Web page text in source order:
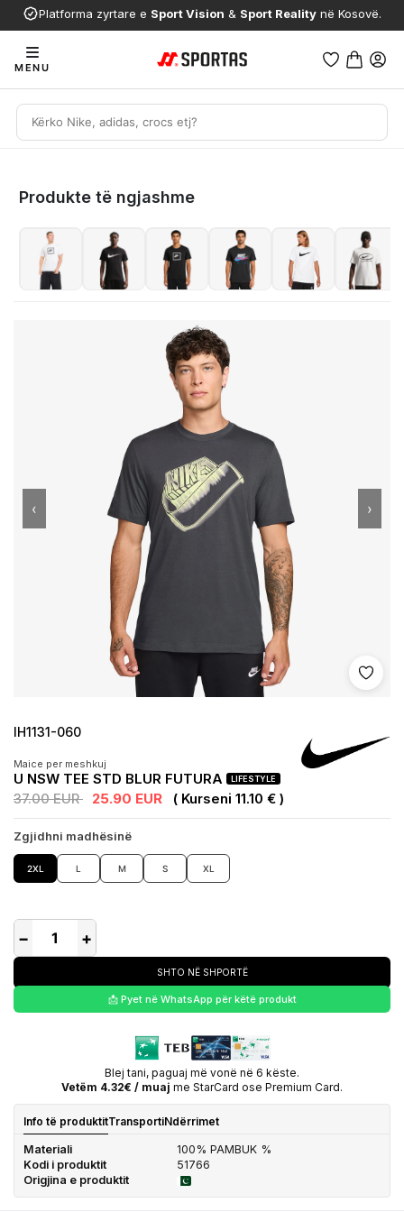
Platforma zyrtare e Sport Vision & Sport Reality në Kosovë.
MENU
Produkte të ngjashme
Shto
‹ ›
IH1131-060
Maice per meshkuj
U NSW TEE STD BLUR FUTURA LIFESTYLE
37.00 EUR 25.90 EUR ( Kurseni 11.10 € )
Zgjidhni madhësinë
2XL L M S XL
− +
SHTO NË SHPORTË
📩 Pyet në WhatsApp për këtë produkt
Blej tani, paguaj më vonë në 6 këste.
Vetëm 4.32€ / muaj me StarCard ose Premium Card.
Info të produktitTransportiNdërrimet
Materiali
100% PAMBUK %
Kodi i produktit
51766
Origjina e produktit